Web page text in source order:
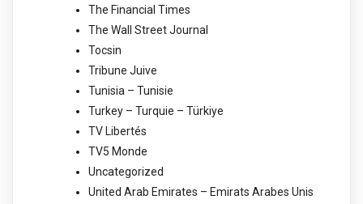
The Financial Times
The Wall Street Journal
Tocsin
Tribune Juive
Tunisia – Tunisie
Turkey – Turquie – Türkiye
TV Libertés
TV5 Monde
Uncategorized
United Arab Emirates – Emirats Arabes Unis